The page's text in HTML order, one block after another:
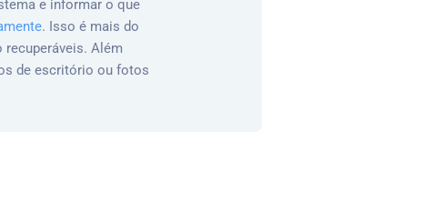
e informar o que
. Isso é mais do
Além
de escritório ou fotos